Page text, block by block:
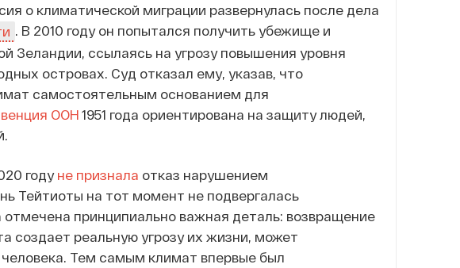
о климатической миграции развернулась после дела
. В 2010 году он попытался получить убежище и
Зеландии, ссылаясь на угрозу повышения уровня
островах. Суд отказал ему, указав, что
самостоятельным основанием для
ООН 1951 года ориентирована на защиту людей,
годуне признала отказ нарушением
Тейтиоты на тот момент не подвергалась
принципиально важная деталь: возвращение
создает реальную угрозу их жизни, может
Тем самым климат впервые был